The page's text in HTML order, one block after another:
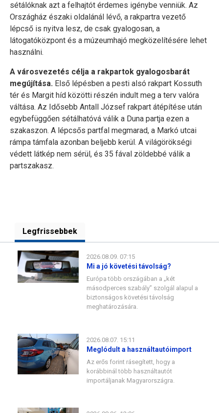
sétálóknak azt a felhajtót érdemes igénybe venniük. Az
Országház északi oldalánál lévő, a rakpartra vezető
lépcső is nyitva lesz, de csak gyalogosan, a
látogatóközpont és a múzeumhajó megközelítésére lehet
használni.
A városvezetés célja a rakpartok gyalogosbarát
megújítása. Első lépésben a pesti alsó rakpart Kossuth
tér és Margit híd közötti részén indult meg a terv valóra
váltása. Az Idősebb Antall József rakpart átépítése után
egybefüggően sétálhatóvá válik a Duna partja ezen a
szakaszon. A lépcsős partfal megmarad, a Markó utcai
rámpa támfala azonban beljebb kerül. A világörökségi
védett látkép nem sérül, és 35 fával zöldebbé válik a
partszakasz.
Legfrissebbek
2026.08.09. 07:15
Mi a jó követési távolság?
Európa több országában a „két
másodperces szabály” szolgál alapul a
biztonságos követési távolság
meghatározására.
2026.08.07. 15:11
Meglódult a használtautóimport
Az erős forint rásegített, hogy a
korábbinál több használtautót
importáljanak Magyarországra.